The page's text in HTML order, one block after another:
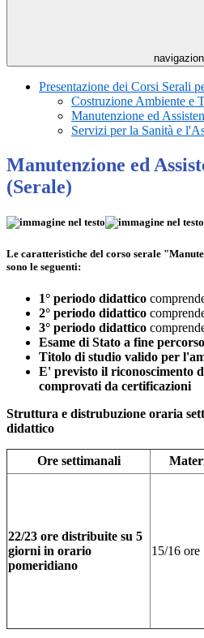
Presentazione dei Corsi Serali
Costruzione Ambiente e
Manutenzione ed
Servizi per la Sanità e
Manutenzione ed
(Serale)
Le caratteristiche del corso serale
sono le seguenti:
1° periodo didattico
2° periodo didattico
3° periodo didattico
Esame di Stato a fine percorso
Titolo di studio valido per
E' previsto il riconoscimento
comprovati da certificazioni
Struttura e distrubuzione oraria
didattico
Ore settimanali
22/23 ore distribuite su 5
giorni in orario
pomeridiano
15/16 ore